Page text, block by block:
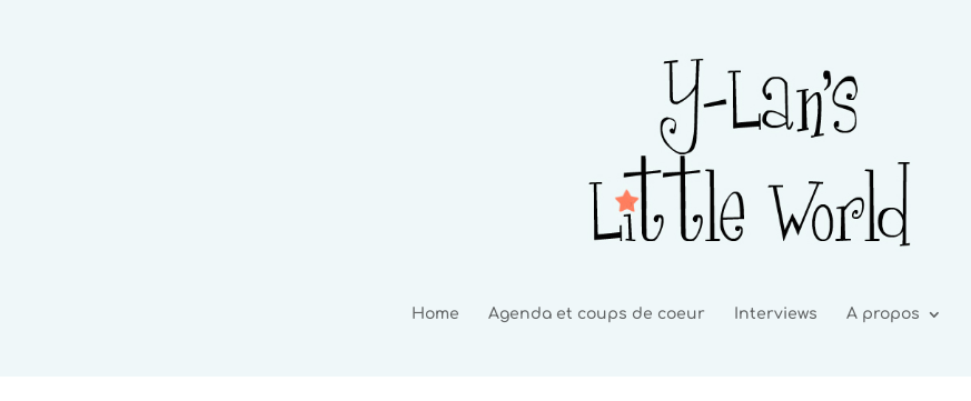
Home Agenda et coups de coeur Interviews A propos